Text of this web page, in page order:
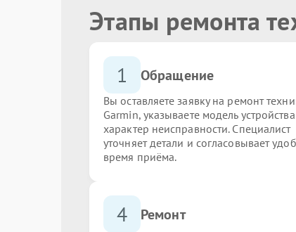
Этапы ремонта
1 Обращение
Вы оставляете заявку на ремонт
Garmin, указываете модель
характер неисправности. Специалист
уточняет детали и согласовывает
время приёма.
4 Ремонт